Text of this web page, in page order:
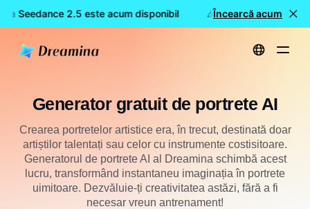
Seedance 2.5 este acum disponibil 🎉 Model nou LIVE:
Încearcă acum
Acasă Creează Generator gratuit de portrete AI
Generator gratuit de portrete AI
Crearea portretelor artistice era, în trecut, destinată doar
artiștilor talentați sau celor cu instrumente costisitoare.
Generatorul de portrete AI al Dreamina schimbă acest
lucru, transformând instantaneu imaginația în portrete
uimitoare. Dezvăluie-ți creativitatea astăzi, fără a fi
necesar vreun antrenament!